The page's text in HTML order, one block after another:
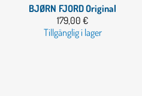
BJØRN FJORD Original
179,00 €
Tillgänglig i lager